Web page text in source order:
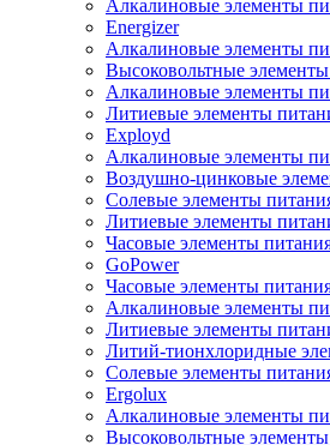
Алкалиновые элементы
Energizer
Алкалиновые элементы
Высоковольтные
Алкалиновые элементы
Литиевые элементы
Exployd
Алкалиновые элементы
Воздушно-цинковые
Солевые элементы
Литиевые элементы
Часовые элементы
GoPower
Часовые элементы
Алкалиновые элементы
Литиевые элементы
Литий-тионхлоридные
Солевые элементы
Ergolux
Алкалиновые элементы
Высоковольтные